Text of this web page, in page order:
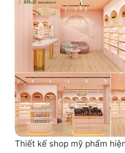
Thiết kế shop mỹ phẩm